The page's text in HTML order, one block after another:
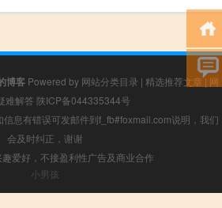
博客Powered by 网站分类目录 | 精选推荐文章| 网
难解答 陕ICP备044335344号
息有错误可发邮件到f_fb#foxmail.com说明，我们
会及时纠正，谢谢
爱好，不接盈利性广告及商业合作
小男孩